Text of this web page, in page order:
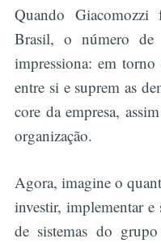
Quando
Brasil, o número de
impressiona: em
entre si e suprem as
core da empresa,
organização.
Agora, imagine o
investir, implementar e
de sistemas do